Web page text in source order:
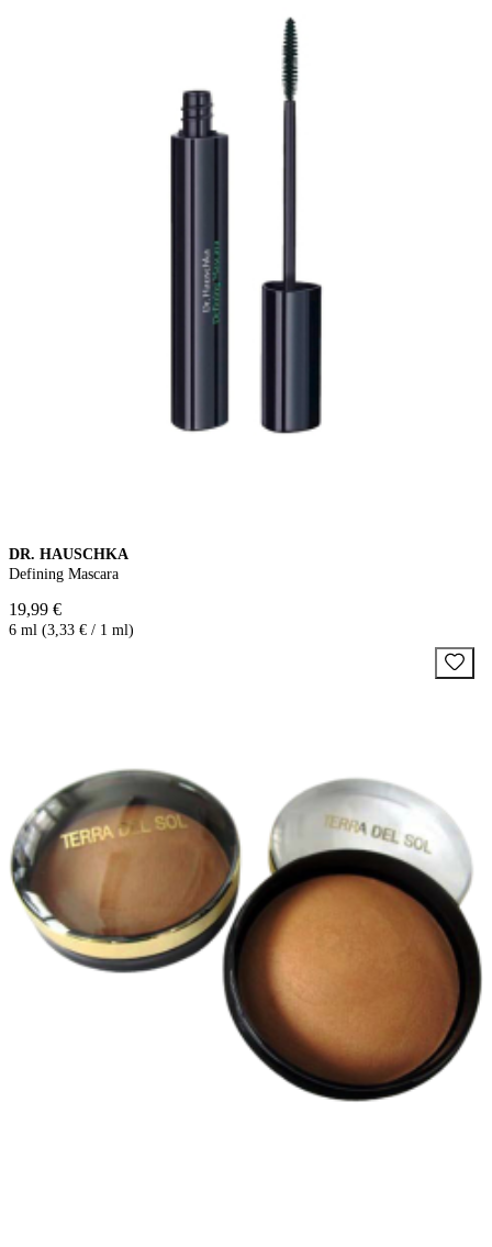
DR. HAUSCHKA
Defining Mascara
19,99 €
6 ml (3,33 € / 1 ml)